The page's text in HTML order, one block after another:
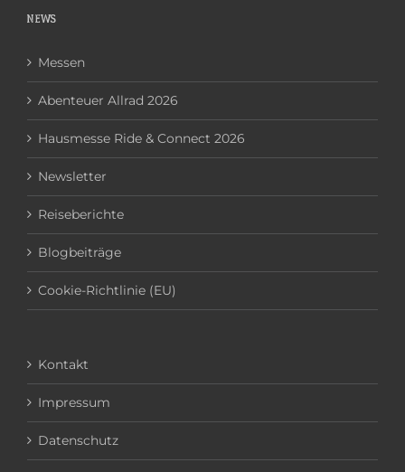
NEWS
Messen
Abenteuer Allrad 2026
Hausmesse Ride & Connect 2026
Newsletter
Reiseberichte
Blogbeiträge
Cookie-Richtlinie (EU)
Kontakt
Impressum
Datenschutz